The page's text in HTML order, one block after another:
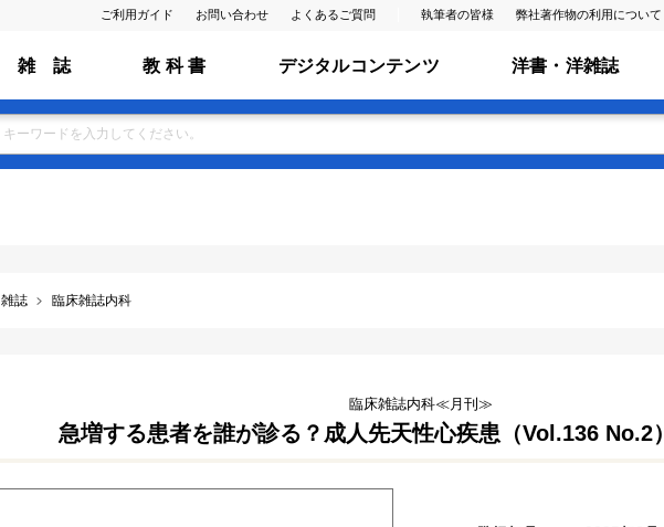
ご利用ガイド お問い合わせ よくあるご質問 執筆者の皆様 弊社著作物の利用について
雑 誌 教 科 書 デジタルコンテンツ 洋書・洋雑誌
雑誌 臨床雑誌内科
臨床雑誌内科≪月刊≫
急増する患者を誰が診る？成人先天性心疾患（Vol.136 No.2）